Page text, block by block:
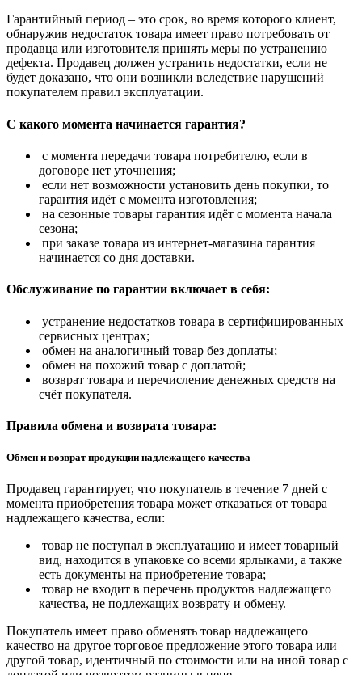
Гарантийный период – это срок, во время которого клиент,
обнаружив недостаток товара имеет право потребовать от
продавца или изготовителя принять меры по устранению
дефекта. Продавец должен устранить недостатки, если не
будет доказано, что они возникли вследствие нарушений
покупателем правил эксплуатации.
С какого момента начинается гарантия?
с момента передачи товара потребителю, если в
договоре нет уточнения;
если нет возможности установить день покупки, то
гарантия идёт с момента изготовления;
на сезонные товары гарантия идёт с момента начала
сезона;
при заказе товара из интернет-магазина гарантия
начинается со дня доставки.
Обслуживание по гарантии включает в себя:
устранение недостатков товара в сертифицированных
сервисных центрах;
обмен на аналогичный товар без доплаты;
обмен на похожий товар с доплатой;
возврат товара и перечисление денежных средств на
счёт покупателя.
Правила обмена и возврата товара:
Обмен и возврат продукции надлежащего качества
Продавец гарантирует, что покупатель в течение 7 дней с
момента приобретения товара может отказаться от товара
надлежащего качества, если:
товар не поступал в эксплуатацию и имеет товарный
вид, находится в упаковке со всеми ярлыками, а также
есть документы на приобретение товара;
товар не входит в перечень продуктов надлежащего
качества, не подлежащих возврату и обмену.
Покупатель имеет право обменять товар надлежащего
качество на другое торговое предложение этого товара или
другой товар, идентичный по стоимости или на иной товар с